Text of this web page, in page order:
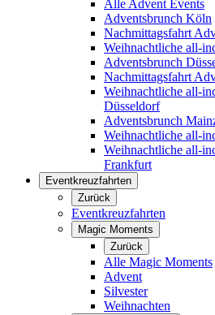
Alle Advent Events
Adventsbrunch Köln
Nachmittagsfahrt
Weihnachtliche all-
Adventsbrunch
Nachmittagsfahrt
Weihnachtliche all-
Düsseldorf
Adventsbrunch
Weihnachtliche all-
Weihnachtliche all-
Frankfurt
Eventkreuzfahrten
Zurück
Eventkreuzfahrten
Magic Moments
Zurück
Alle Magic Moments
Advent
Silvester
Weihnachten